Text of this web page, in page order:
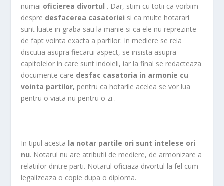
numai oficierea divortul . Dar, stim cu totii ca vorbim
despre desfacerea casatoriei si ca multe hotarari
sunt luate in graba sau la manie si ca ele nu reprezinte
de fapt vointa exacta a partilor. In mediere se reia
discutia asupra fiecarui aspect, se insista asupra
capitolelor in care sunt indoieli, iar la final se redacteaza
documente care desfac casatoria in armonie cu
vointa partilor, pentru ca hotarile acelea se vor lua
pentru o viata nu pentru o zi .
In tipul acesta la notar partile ori sunt intelese ori
nu. Notarul nu are atributii de mediere, de armonizare a
relatiilor dintre parti. Notarul oficiaza divortul la fel cum
legalizeaza o copie dupa o diploma.